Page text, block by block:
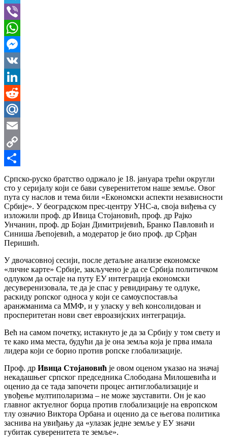
Telegram
Viber
WhatsApp
Messenger
VK
LinkedIn
Reddit
Mail.Ru
Email
Copy
Link
Share
Српско-руско братство одржало је 18. јануара трећи округли
сто у серијалу који се бави суверенитетом наше земље. Овог
пута су наслов и тема били «Економски аспекти независности
Србије». У београдском прес-центру УНС-а, своја виђења су
изложили проф. др Ивица Стојановић, проф. др Рајко
Унчанин, проф. др Бојан Димитријевић, Бранко Павловић и
Синиша Љепојевић, а модератор је био проф. др Срђан
Перишић.
У двочасовној сесији, после детаљне анализе економске
«личне карте» Србије, закључено је да се Србија политичком
одлуком да остаје на путу ЕУ интеграција економски
десуверенизовала, те да је спас у ревидирању те одлуке,
раскиду ропског односа у који се самоуспоставља
аранжманима са ММФ, и у уласку у већ консолидован и
просперитетан нови свет евроазијских интеграција.
Већ на самом почетку, истакнуто је да за Србију у том свету и
те како има места, будући да је она земља која је прва имала
лидера који се борио против ропске глобализације.
Проф. др Ивица Стојановић је овом оценом указао на значај
некадашњег српског председника Слободана Милошевића и
оценио да се тада започети процес антиглобализације и
увођење мултиполаризма – не може зауставити. Он је као
главног актуелног борца против глобализације на европском
тлу означио Виктора Орбана и оценио да се његова политика
заснива на увиђању да «улазак једне земље у ЕУ значи
губитак суверенитета те земље».